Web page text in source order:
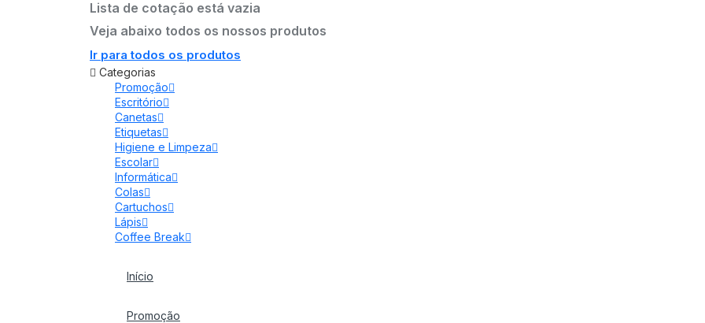
Lista de cotação está vazia
Veja abaixo todos os nossos produtos
Ir para todos os produtos
Categorias
Promoção
Escritório
Canetas
Etiquetas
Higiene e Limpeza
Escolar
Informática
Colas
Cartuchos
Lápis
Coffee Break
Início
Promoção